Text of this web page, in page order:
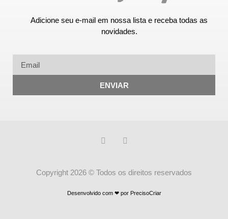
Adicione seu e-mail em nossa lista e receba todas as
novidades.
ENVIAR
Copyright 2026 © Todos os direitos reservados
Desenvolvido com ❤ por PrecisoCriar